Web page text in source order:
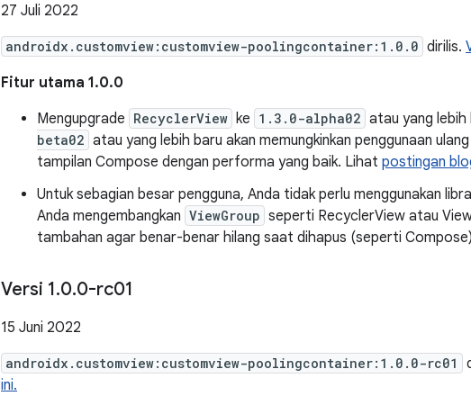
27 Juli 2022
androidx.customview:customview-poolingcontainer:1.0.0 dirilis.
Fitur utama 1.0.0
Mengupgrade RecyclerView ke 1.3.0-alpha02 atau yang lebih
beta02 atau yang lebih baru akan memungkinkan penggunaan
tampilan Compose dengan performa yang baik. Lihat postingan
Untuk sebagian besar pengguna, Anda tidak perlu menggunakan
Anda mengembangkan ViewGroup seperti RecyclerView atau
tambahan agar benar-benar hilang saat dihapus (seperti
Versi 1.0.0-rc01
15 Juni 2022
androidx.customview:customview-poolingcontainer:1.0.0-rc01
ini.